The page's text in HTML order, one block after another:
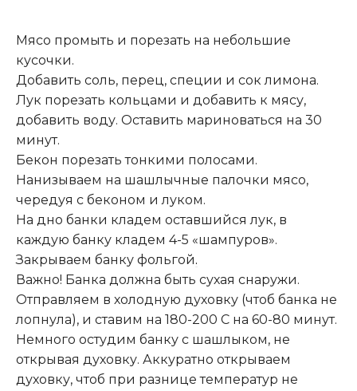
Мясо промыть и порезать на небольшие
кусочки.
Добавить соль, перец, специи и сок лимона.
Лук порезать кольцами и добавить к мясу,
добавить воду. Оставить мариноваться на 30
минут.
Бекон порезать тонкими полосами.
Нанизываем на шашлычные палочки мясо,
чередуя с беконом и луком.
На дно банки кладем оставшийся лук, в
каждую банку кладем 4-5 «шампуров».
Закрываем банку фольгой.
Важно! Банка должна быть сухая снаружи.
Отправляем в холодную духовку (чтоб банка не
лопнула), и ставим на 180-200 С на 60-80 минут.
Немного остудим банку с шашлыком, не
открывая духовку. Аккуратно открываем
духовку, чтоб при разнице температур не